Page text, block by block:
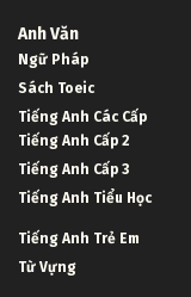
Anh Văn
Ngữ Pháp
Sách Toeic
Tiếng Anh Các Cấp
Tiếng Anh Cấp 2
Tiếng Anh Cấp 3
Tiếng Anh Tiểu Học
Tiếng Anh Trẻ Em
Từ Vựng